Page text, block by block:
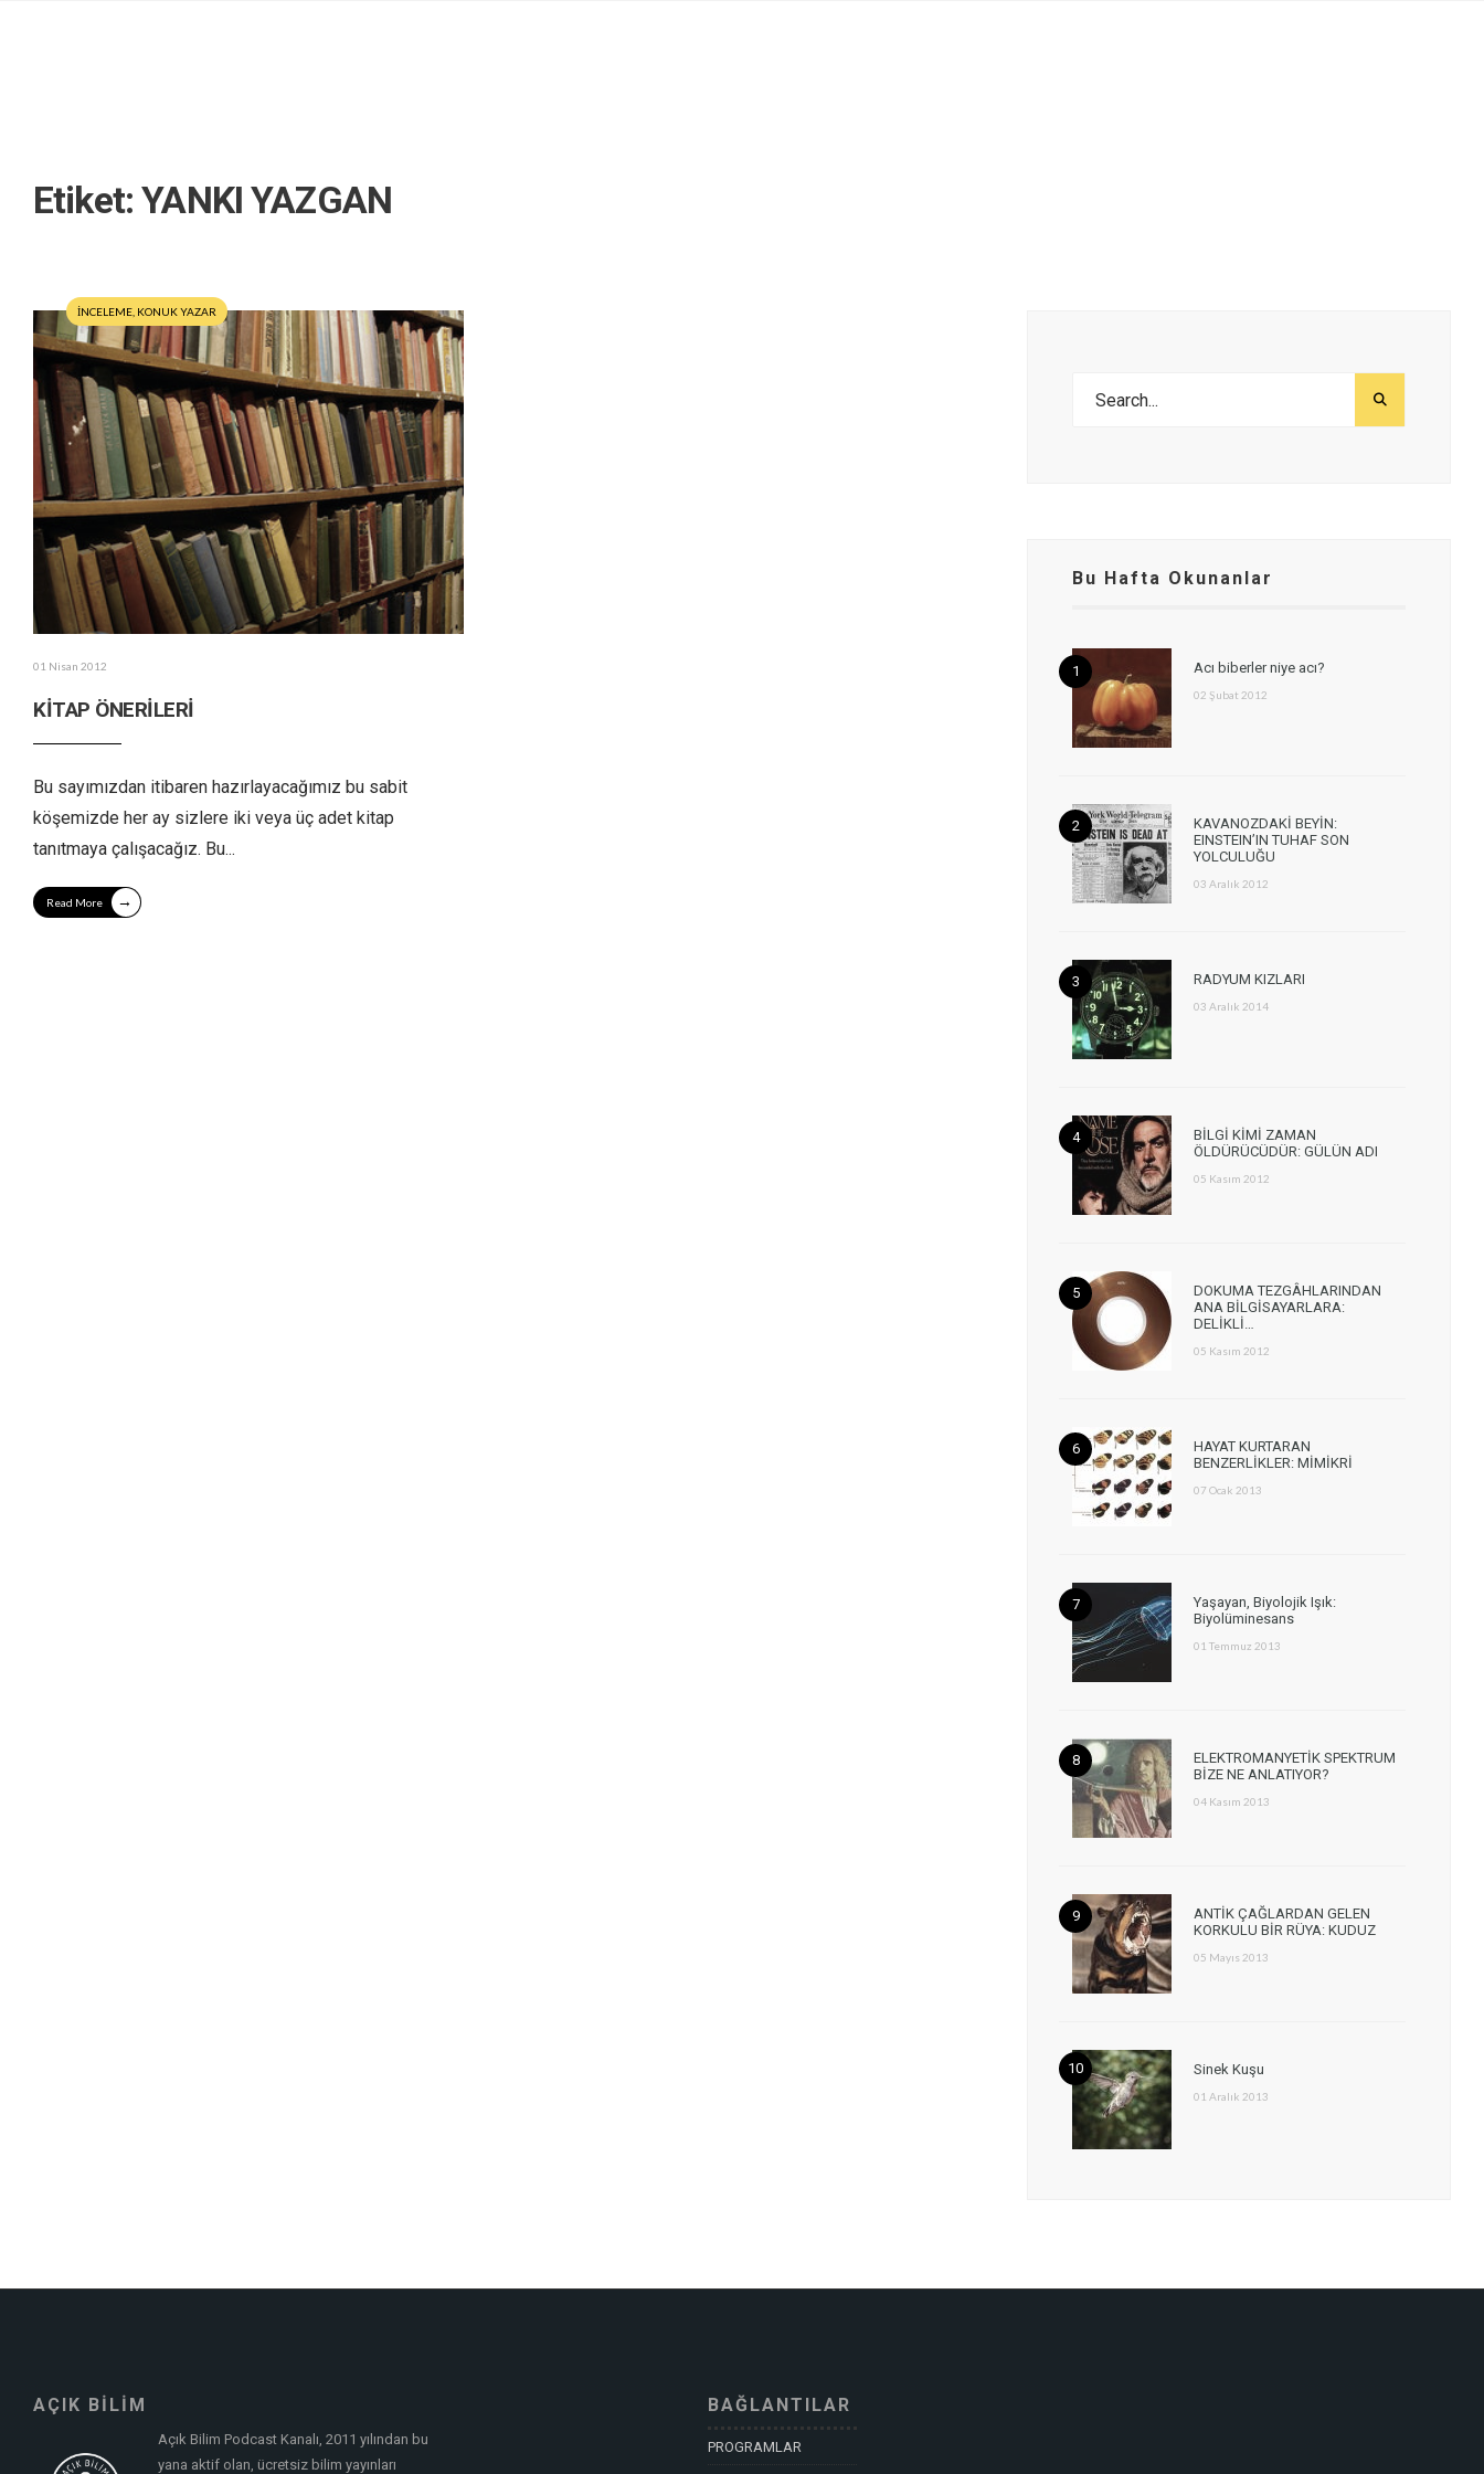
Etiket:YANKI YAZGAN
İNCELEME KONUK YAZAR
01 Nisan 2012
KİTAP ÖNERİLERİ
Bu sayımızdan itibaren hazırlayacağımız bu sabit
köşemizde her ay sizlere iki veya üç adet kitap
tanıtmaya çalışacağız. Bu...
Read More →
Bu Hafta Okunanlar
Acı biberler niye acı?
02 Şubat 2012
KAVANOZDAKİ BEYİN:
EINSTEIN’IN TUHAF SON
YOLCULUĞU
03 Aralık 2012
RADYUM KIZLARI
03 Aralık 2014
BİLGİ KİMİ ZAMAN
ÖLDÜRÜCÜDÜR: GÜLÜN ADI
05 Kasım 2012
DOKUMA TEZGÂHLARINDAN
ANA BİLGİSAYARLARA:
DELİKLİ…
05 Kasım 2012
HAYAT KURTARAN
BENZERLİKLER: MİMİKRİ
07 Ocak 2013
Yaşayan, Biyolojik Işık:
Biyolüminesans
01 Temmuz 2013
ELEKTROMANYETİK SPEKTRUM
BİZE NE ANLATIYOR?
04 Kasım 2013
ANTİK ÇAĞLARDAN GELEN
KORKULU BİR RÜYA: KUDUZ
05 Mayıs 2013
Sinek Kuşu
01 Aralık 2013
AÇIK BİLİM
Açık Bilim Podcast Kanalı, 2011 yılından bu
yana aktif olan, ücretsiz bilim yayınları
BAĞLANTILAR
PROGRAMLAR